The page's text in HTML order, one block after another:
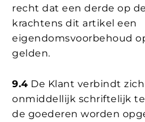
recht dat een derde op
krachtens dit artikel een
eigendomsvoorbehoud
gelden.
9.4 De Klant verbindt
onmiddellijk schriftelijk
de goederen worden